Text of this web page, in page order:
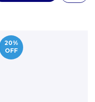
20%
OFF